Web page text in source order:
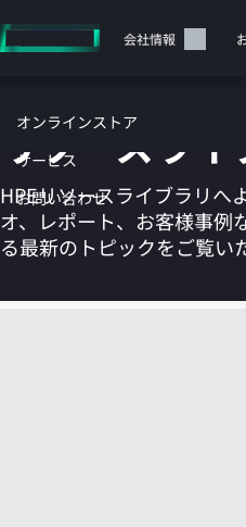
イ
テ
ツ
に
ス
ッ
会社情報
オンラインストア
サービス
お問い合わせ
カート
リソースライ
HPEリソースライブラリへ
オ、レポート、お客様事例
る最新のトピックをご覧い